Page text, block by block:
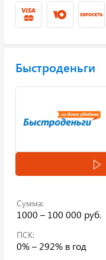
Быстроденьги
Сумма:
1000 – 100 000 руб.
ПСК:
0% – 292% в год